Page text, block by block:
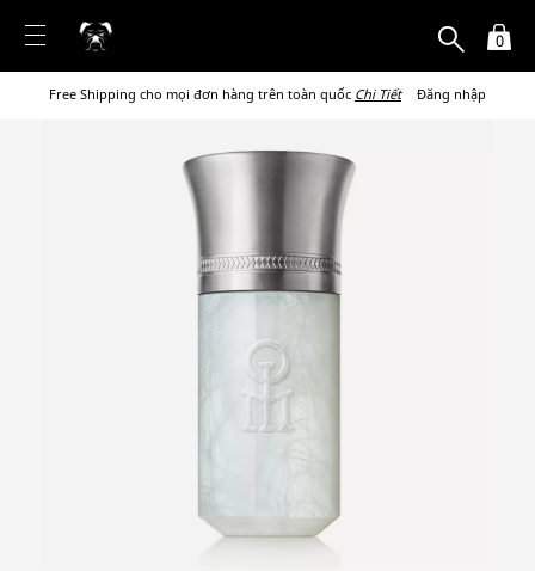
0
Free Shipping cho mọi đơn hàng trên toàn quốc Chi Tiết Đăng nhập